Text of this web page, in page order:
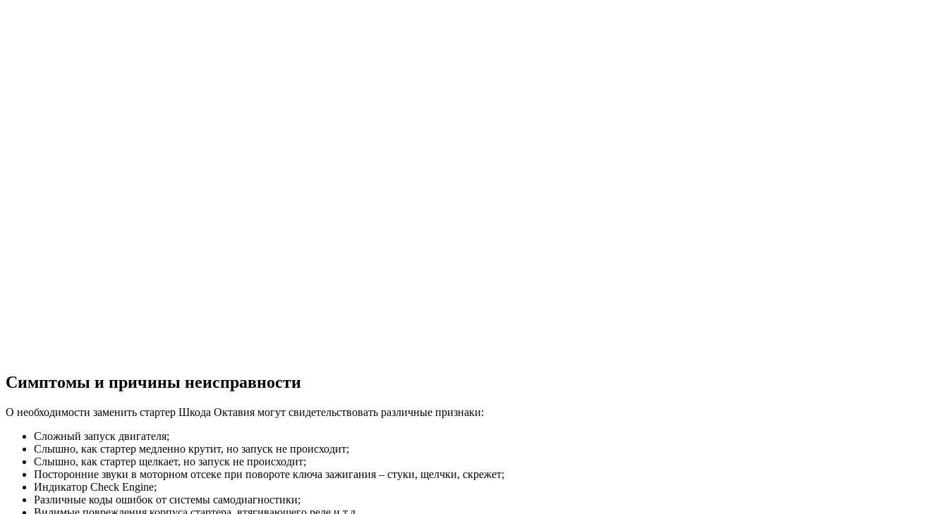
Симптомы и причины неисправности
О необходимости заменить стартер Шкода Октавия могут свидетельствовать различные признаки:
Сложный запуск двигателя;
Слышно, как стартер медленно крутит, но запуск не происходит;
Слышно, как стартер щелкает, но запуск не происходит;
Посторонние звуки в моторном отсеке при повороте ключа зажигания – стуки, щелчки, скрежет;
Индикатор Check Engine;
Различные коды ошибок от системы самодиагностики;